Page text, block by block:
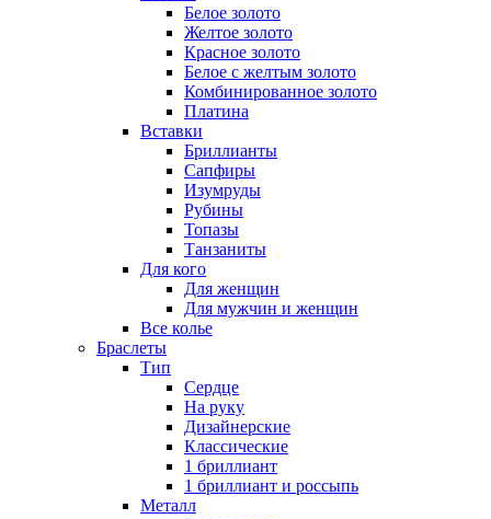
Белое золото
Желтое золото
Красное золото
Белое с желтым золото
Комбинированное золото
Платина
Вставки
Бриллианты
Сапфиры
Изумруды
Рубины
Топазы
Танзаниты
Для кого
Для женщин
Для мужчин и женщин
Все колье
Браслеты
Тип
Сердце
На руку
Дизайнерские
Классические
1 бриллиант
1 бриллиант и россыпь
Металл